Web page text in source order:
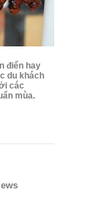
điển hay
du khách
các
mùa.